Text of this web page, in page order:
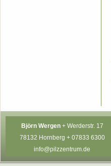
Björn Wergen + Werderstr. 17
78132 Hornberg + 07833 6300
info@pilzzentrum.de